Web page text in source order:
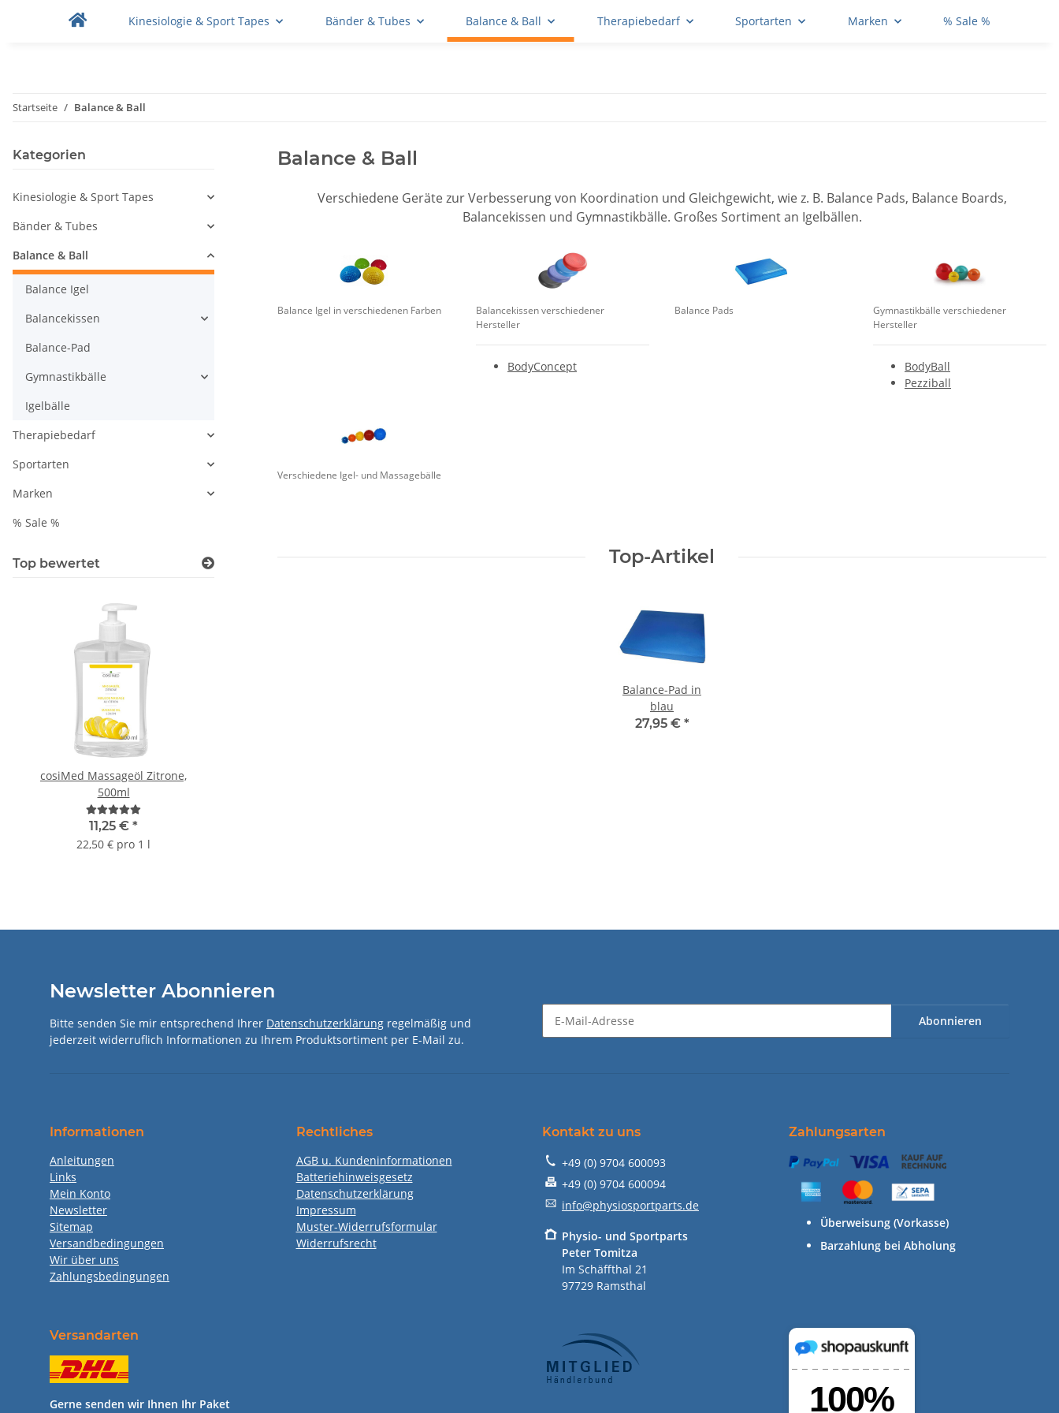
Kinesiologie & Sport Tapes Bänder & Tubes Balance & Ball Therapiebedarf Sportarten Marken % Sale %
Startseite Balance & Ball
Balance & Ball
Verschiedene Geräte zur Verbesserung von Koordination und Gleichgewicht, wie z. B. Balance Pads, Balance Boards,
Balancekissen und Gymnastikbälle. Großes Sortiment an Igelbällen.
Balance Igel in verschiedenen Farben
Balancekissen verschiedener
Hersteller
BodyConcept
Balance Pads
Gymnastikbälle verschiedener
Hersteller
BodyBall
Pezziball
Verschiedene Igel- und Massagebälle
Top-Artikel
Balance-Pad in
blau
27,95 € *
Kategorien
Kinesiologie & Sport Tapes
Bänder & Tubes
Balance & Ball
Balance Igel
Balancekissen
Balance-Pad
Gymnastikbälle
Igelbälle
Therapiebedarf
Sportarten
Marken
% Sale %
Top bewertet
cosiMed Massageöl Zitrone,
500ml
11,25 € *
22,50 € pro 1 l
Newsletter Abonnieren
Bitte senden Sie mir entsprechend Ihrer Datenschutzerklärung regelmäßig und
jederzeit widerruflich Informationen zu Ihrem Produktsortiment per E-Mail zu.
Abonnieren
Informationen
Anleitungen
Links
Mein Konto
Newsletter
Sitemap
Versandbedingungen
Wir über uns
Zahlungsbedingungen
Rechtliches
AGB u. Kundeninformationen
Batteriehinweisgesetz
Datenschutzerklärung
Impressum
Muster-Widerrufsformular
Widerrufsrecht
Kontakt zu uns
+49 (0) 9704 600093
+49 (0) 9704 600094
info@physiosportparts.de
Physio- und Sportparts
Peter Tomitza
Im Schäffthal 21
97729 Ramsthal
Zahlungsarten
Überweisung (Vorkasse)
Barzahlung bei Abholung
Versandarten
Gerne senden wir Ihnen Ihr Paket